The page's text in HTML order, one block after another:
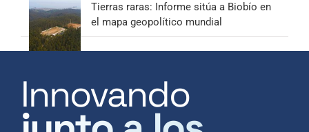
Tierras raras: Informe sitúa a Biobío en
el mapa geopolítico mundial
Innovando